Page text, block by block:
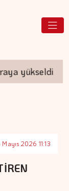
yükseldi
2026 11:13